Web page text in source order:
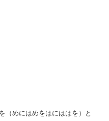
（めにはめをはにははを）と